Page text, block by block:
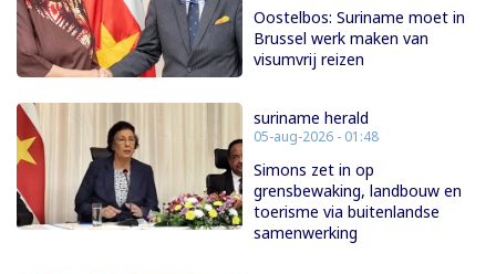
Oostelbos: Suriname moet in
Brussel werk maken van
visumvrij reizen
suriname herald
05-aug-2026 - 01:48
Simons zet in op
grensbewaking, landbouw en
toerisme via buitenlandse
samenwerking